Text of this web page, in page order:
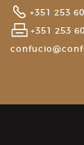
+351 253
+351 253